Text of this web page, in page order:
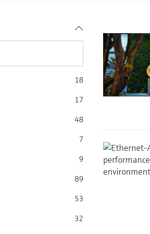
18
17
48
7
9
89
53
32